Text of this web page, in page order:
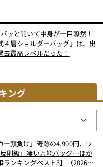
ッと開いて中身が一目瞭然！
４層ショルダーバッグ」は、出
去最高レベルだった！
ング
ー顔負け」奇跡の4,990円、ワ
則級」凄い万能バッグ…ほか
ランキングベスト3】（2026年